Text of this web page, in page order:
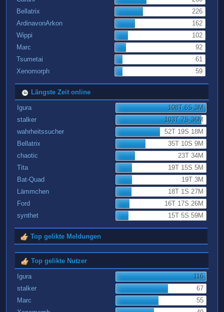
Bellatrix
226
ArdinavonArkon
162
Wippi
102
Marc
92
Tsumetai
61
Xenomorph
59
Längste Zeit online
Igura
108T 6S 3M
stalker
103T 7S 36M
wahrheitssucher
52T 19S 18M
Bellatrix
35T 10S 9M
chaotic
23T 34M
Tita
19T 15S 5M
Bat-Quad
19T 3M
Lämmchen
18T 1S 27M
Ford
16T 17S 26M
synthet
15T 5S 59M
Top gelikte Meldungen
Top gelikte Nutzer
Igura
116
stalker
67
Marc
55